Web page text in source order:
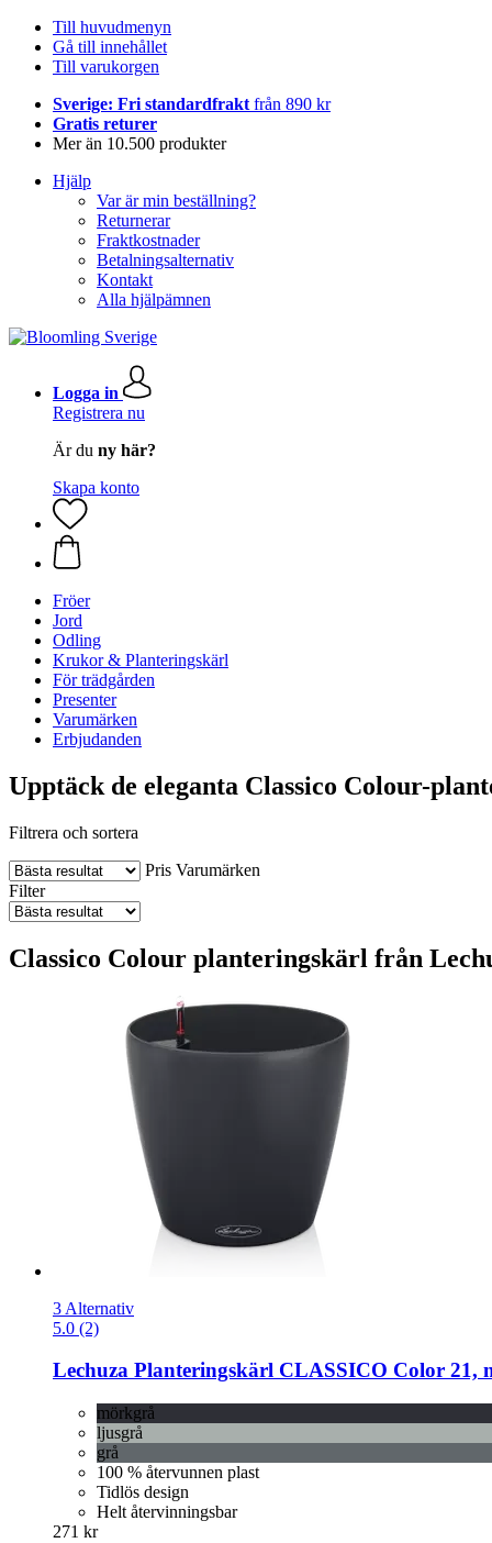
Till huvudmenyn
Gå till innehållet
Till varukorgen
Sverige: Fri standardfrakt från 890 kr
Gratis returer
Mer än 10.500 produkter
Hjälp
Var är min beställning?
Returnerar
Fraktkostnader
Betalningsalternativ
Kontakt
Alla hjälpämnen
Logga in
Registrera nu
Är du ny här?
Skapa konto
Fröer
Jord
Odling
Krukor & Planteringskärl
För trädgården
Presenter
Varumärken
Erbjudanden
Upptäck de eleganta Classico Colour-
Filtrera och sortera
Pris Varumärken
Filter
Classico Colour planteringskärl från
3 Alternativ
5.0 (2)
Lechuza Planteringskärl CLASSICO Color 21,
mörkgrå
ljusgrå
grå
100 % återvunnen plast
Tidlös design
Helt återvinningsbar
271 kr